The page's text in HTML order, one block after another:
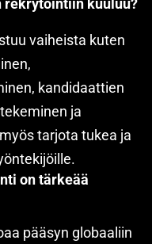
rekrytointiin kuuluu?
vaiheista kuten
kandidaattien
ja
tarjota tukea ja
on tärkeää
pääsyn globaaliin